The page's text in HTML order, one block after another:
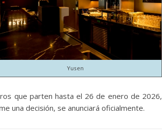
Yusen
que parten hasta el 26 de enero de 2026,
una decisión, se anunciará oficialmente.